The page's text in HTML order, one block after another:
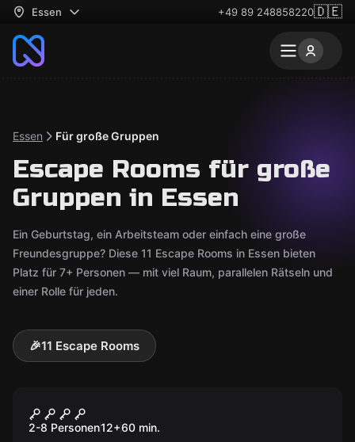
Essen +49 89 248858220🇩🇪
Essen Für große Gruppen
Escape Rooms für große
Gruppen in Essen
Ein Geburtstag, ein Arbeitsteam oder einfach eine große
Freundesgruppe? Diese 11 Escape Rooms in Essen bieten
Platz für 7+ Personen — mit viel Raum, parallelen Rätseln und
einer Rolle für jeden.
🎉11 Escape Rooms
Neu
Die Zauberschule
2-8 Personen12+60 min.